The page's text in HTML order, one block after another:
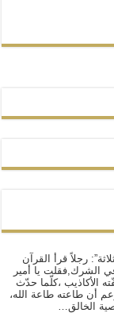
رجلاً قرأ القرآن
الشرك,فقلت يا أمير
الأكاذيب ،كلّما حدّث
أن طاعته طاعة الله،
الخالق…